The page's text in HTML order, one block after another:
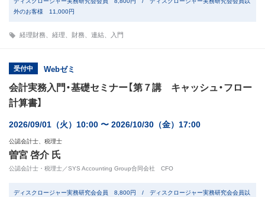
外のお客様 11,000円
経理財務 経理 財務 連結 入門
受付中 Webゼミ
会計実務入門・基礎セミナー【第７講 キャッシュ・フロー
計算書】
2026/09/01（火）10:00 〜 2026/10/30（金）17:00
公認会計士、税理士
曽宮 啓介 氏
公認会計士・税理士／SYS Accounting Group合同会社 CFO
ディスクロージャー実務研究会会員 8,800円 / ディスクロージャー実務研究会会員以